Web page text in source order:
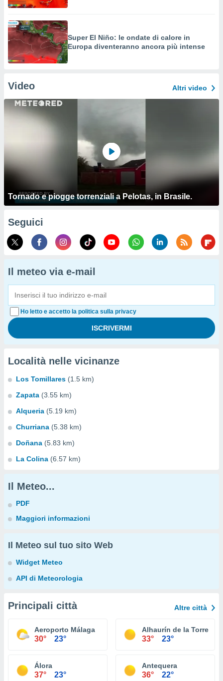
Super El Niño: le ondate di calore in
Europa diventeranno ancora più intense
Video Altri video
Tornado e piogge torrenziali a Pelotas, in Brasile.
Seguici
Il meteo via e-mail
Ho letto e accetto la politica sulla privacy
Località nelle vicinanze
Los Tomillares (1.5 km)
Zapata (3.55 km)
Alqueria (5.19 km)
Churriana (5.38 km)
Doñana (5.83 km)
La Colina (6.57 km)
Il Meteo...
PDF
Maggiori informazioni
Il Meteo sul tuo sito Web
Widget Meteo
API di Meteorologia
Principali città Altre città
Aeroporto Málaga
30° 23°
Alhaurín de la Torre
33° 23°
Álora
37° 23°
Antequera
36° 22°